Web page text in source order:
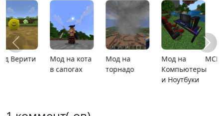
MCPE 26.13 MCPE 26.1
Карта
расширяющийся
Карта ада